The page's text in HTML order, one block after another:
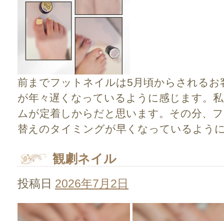
前までフットネイルは5月頃からされる
が年々遅くなっているように感じます。
ムが定着しからだと思います。その分、
替えのタイミングが早くなっているよう
観劇ネイル
投稿日 2026年7月2日